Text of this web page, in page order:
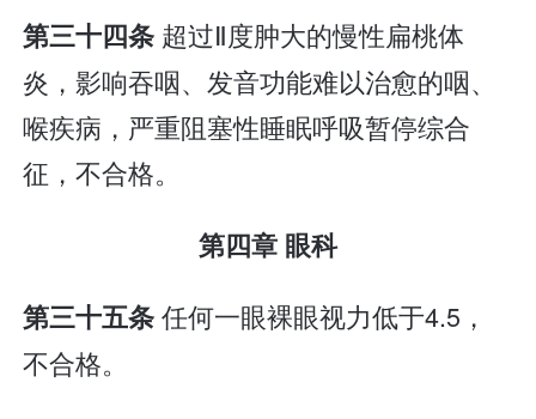
第三十四条 超过Ⅱ度肿大的慢性扁桃体
炎，影响吞咽、发音功能难以治愈的咽、
喉疾病，严重阻塞性睡眠呼吸暂停综合
征，不合格。
第四章 眼科
第三十五条任何一眼裸眼视力低于4.5，
不合格。